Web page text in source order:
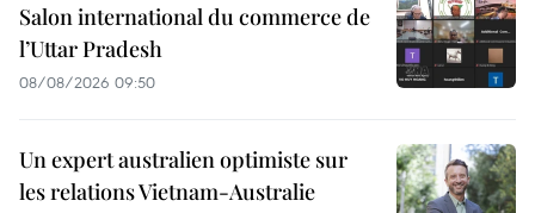
Salon international du commerce de
l’Uttar Pradesh
08/08/2026 09:50
Un expert australien optimiste sur
les relations Vietnam-Australie